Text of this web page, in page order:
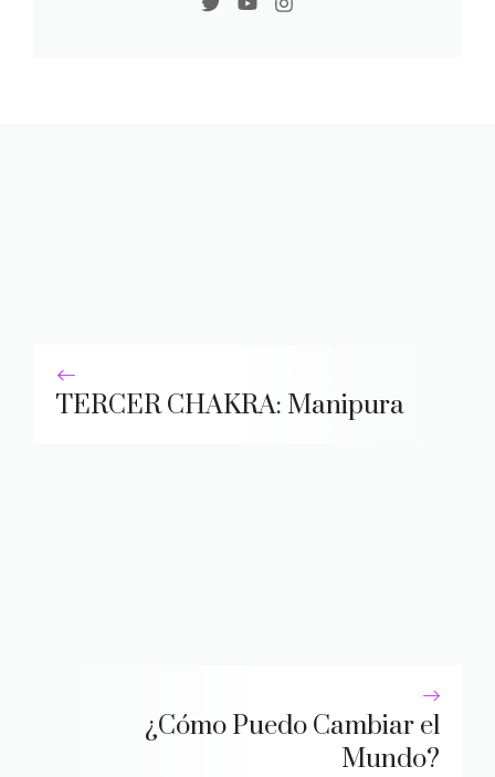
TERCER CHAKRA: Manipura
¿Cómo Puedo Cambiar el
Mundo?